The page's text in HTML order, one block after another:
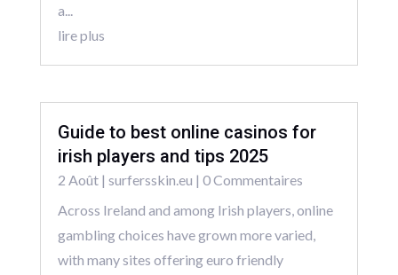
a...
lire plus
Guide to best online casinos for
irish players and tips 2025
2 Août| surfersskin.eu | 0 Commentaires
Across Ireland and among Irish players, online
gambling choices have grown more varied,
with many sites offering euro friendly